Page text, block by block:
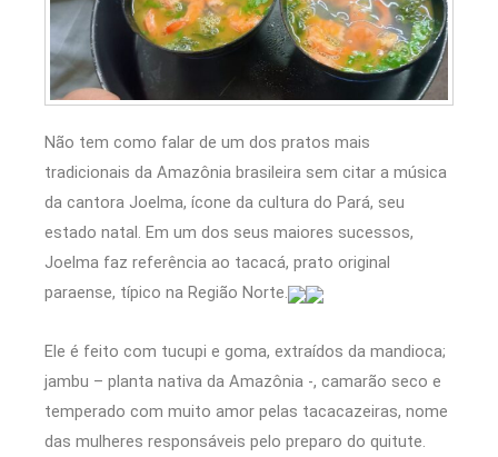
Não tem como falar de um dos pratos mais
tradicionais da Amazônia brasileira sem citar a música
da cantora Joelma, ícone da cultura do Pará, seu
estado natal. Em um dos seus maiores sucessos,
Joelma faz referência ao tacacá, prato original
paraense, típico na Região Norte.
Ele é feito com tucupi e goma, extraídos da mandioca;
jambu – planta nativa da Amazônia -, camarão seco e
temperado com muito amor pelas tacacazeiras, nome
das mulheres responsáveis pelo preparo do quitute.